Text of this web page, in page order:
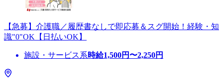
【急募】介護職／履歴書なしで即応募＆スグ開始！経験・知
識"0"OK【日払いOK】
施設・サービス系時給1,500円〜2,250円